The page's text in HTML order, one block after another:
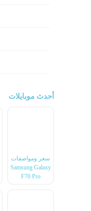
أحدث موبايلات
سعر ومواصفات
Samsung Galaxy
F70 Pro